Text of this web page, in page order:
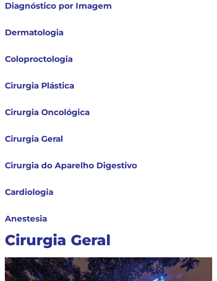
Diagnóstico por Imagem
Dermatologia
Coloproctologia
Cirurgia Plástica
Cirurgia Oncológica
Cirurgia Geral
Cirurgia do Aparelho Digestivo
Cardiologia
Anestesia
Cirurgia Geral